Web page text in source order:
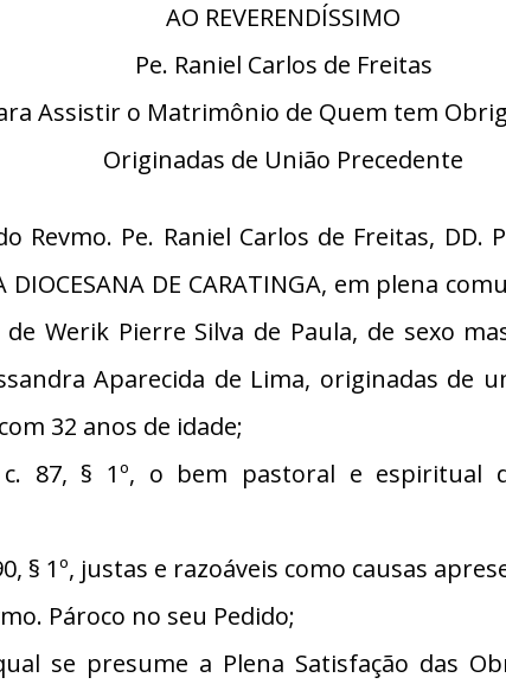
AO REVERENDÍSSIMO
Pe. Raniel Carlos de Freitas
Assistir o Matrimônio de Quem tem
Originadas de União Precedente
Revmo. Pe. Raniel Carlos de Freitas,
DE CARATINGA, em plena
Werik Pierre Silva de Paula, de sexo
Aparecida de Lima, originadas de
32 anos de idade;
c. 87, § 1º, o bem pastoral e
§ 1º, justas e razoáveis como causas
Pároco no seu Pedido;
se presume a Plena Satisfação das